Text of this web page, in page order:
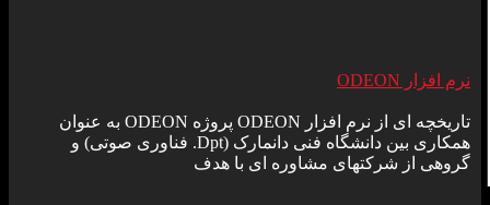
نرم افزار ODEON
تاریخچه ای از نرم افزار ODEON پروژه ODEON به عنوان
همکاری بین دانشگاه فنی دانمارک (Dpt. فناوری صوتی) و
گروهی از شرکتهای مشاوره ای با هدف